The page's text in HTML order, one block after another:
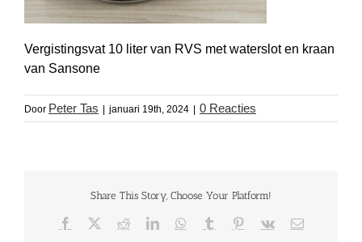
Vergistingsvat 10 liter van RVS met waterslot en kraan
van Sansone
Door Peter Tas januari 19th, 2024 0 Reacties
Share This Story, Choose Your Platform!
Facebook RedditLinkedInWhatsApp
Tumblr Pinterest
Vk
E-